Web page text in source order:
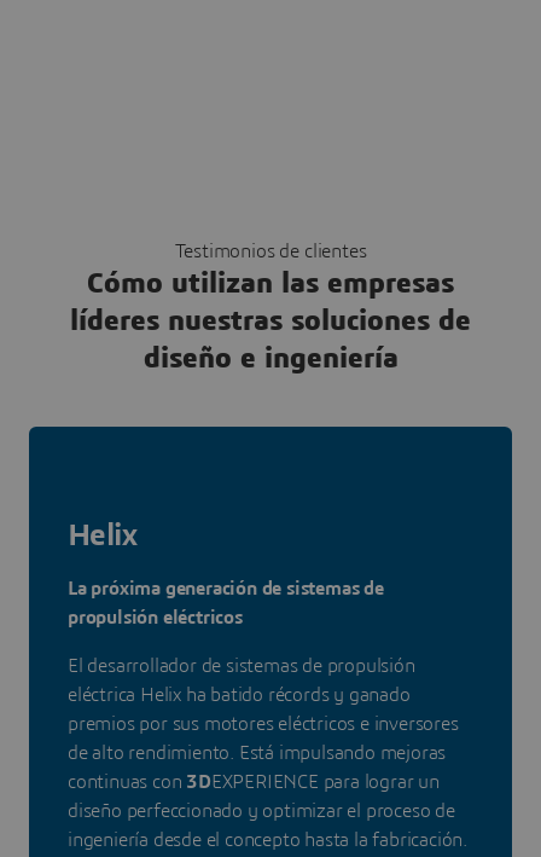
Testimonios de clientes
Cómo utilizan las empresas
líderes nuestras soluciones de
diseño e ingeniería
Helix
La próxima generación de sistemas de
propulsión eléctricos
El desarrollador de sistemas de propulsión
eléctrica Helix ha batido récords y ganado
premios por sus motores eléctricos e inversores
de alto rendimiento. Está impulsando mejoras
continuas con 3DEXPERIENCE para lograr un
diseño perfeccionado y optimizar el proceso de
ingeniería desde el concepto hasta la fabricación.